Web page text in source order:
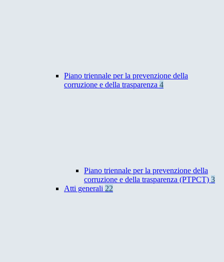
Piano triennale per la prevenzione della
corruzione e della trasparenza 4
Piano triennale per la prevenzione della
corruzione e della trasparenza (PTPCT) 3
Atti generali 22